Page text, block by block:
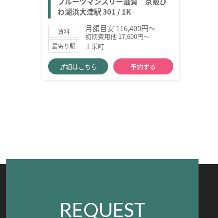
わ湖浜大津駅 301 / 1K
賃料 月額目安 116,400円～
初期費用他 17,600円～
最寄り駅 上栄町
詳細はこちら 予約する
REQUEST